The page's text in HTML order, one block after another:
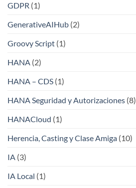
GDPR (1)
GenerativeAIHub (2)
Groovy Script (1)
HANA (2)
HANA – CDS (1)
HANA Seguridad y Autorizaciones (8)
HANACloud (1)
Herencia, Casting y Clase Amiga (10)
IA (3)
IA Local (1)